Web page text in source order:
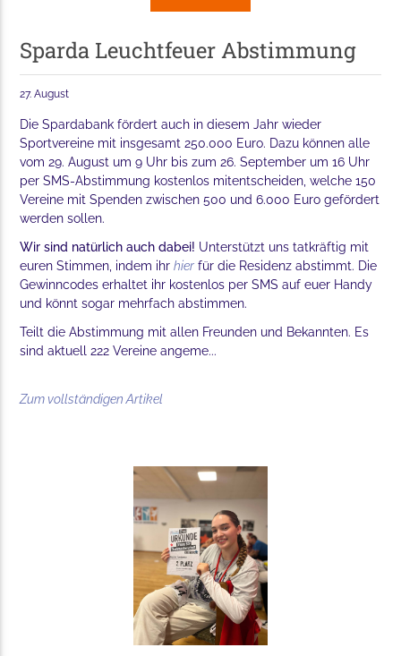
Sparda Leuchtfeuer Abstimmung
27. August
Die Spardabank fördert auch in diesem Jahr wieder
Sportvereine mit insgesamt 250.000 Euro. Dazu können alle
vom 29. August um 9 Uhr bis zum 26. September um 16 Uhr
per SMS-Abstimmung kostenlos mitentscheiden, welche 150
Vereine mit Spenden zwischen 500 und 6.000 Euro gefördert
werden sollen.
Wir sind natürlich auch dabei! Unterstützt uns tatkräftig mit
euren Stimmen, indem ihrhier für die Residenz abstimmt. Die
Gewinncodes erhaltet ihr kostenlos per SMS auf euer Handy
und könnt sogar mehrfach abstimmen.
Teilt die Abstimmung mit allen Freunden und Bekannten. Es
sind aktuell 222 Vereine angeme...
Zum vollständigen Artikel